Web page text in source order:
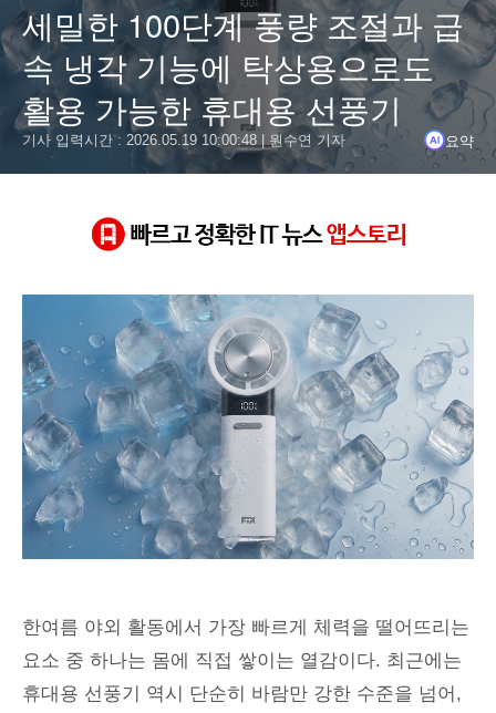
세밀한 100단계 풍량 조절과 급
속 냉각 기능에 탁상용으로도
활용 가능한 휴대용 선풍기
기사 입력시간 : 2026.05.19 10:00:48 | 원수연 기자 요약
결론
픽스 쿨 휴대용 냉각 선풍기 XPF-502는 펠티어 냉각 시스템
1단부터 100단까지 세밀하게 조절 가능한 풍속 시스템과 최
약 200g의 가벼운 무게와 90도 폴딩 구조로 핸디형과 탁상
#픽스#휴대용냉각선풍기#XPF502 #펠티어냉각
한여름 야외 활동에서 가장 빠르게 체력을 떨어뜨리는
요소 중 하나는 몸에 직접 쌓이는 열감이다. 최근에는
휴대용 선풍기 역시 단순히 바람만 강한 수준을 넘어,